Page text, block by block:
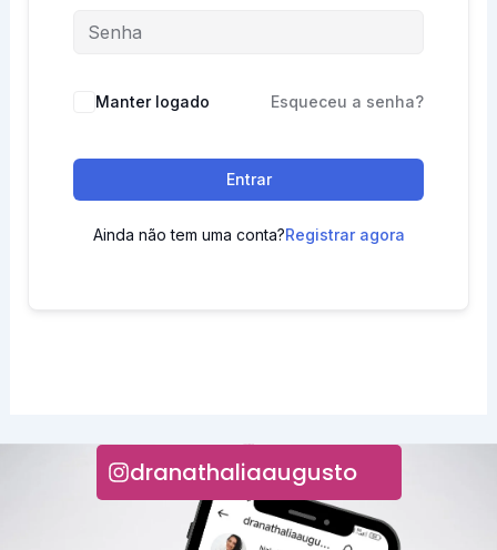
Manter logado Esqueceu a senha?
Entrar
Ainda não tem uma conta?Registrar agora
dranathaliaaugusto